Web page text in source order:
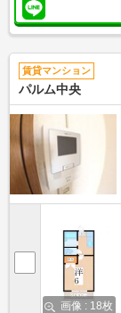
賃貸マンション
パルム中央
画像 : 18枚